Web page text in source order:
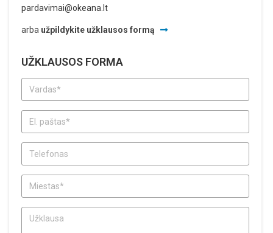
pardavimai@okeana.lt
arba užpildykite užklausos formą
UŽKLAUSOS FORMA